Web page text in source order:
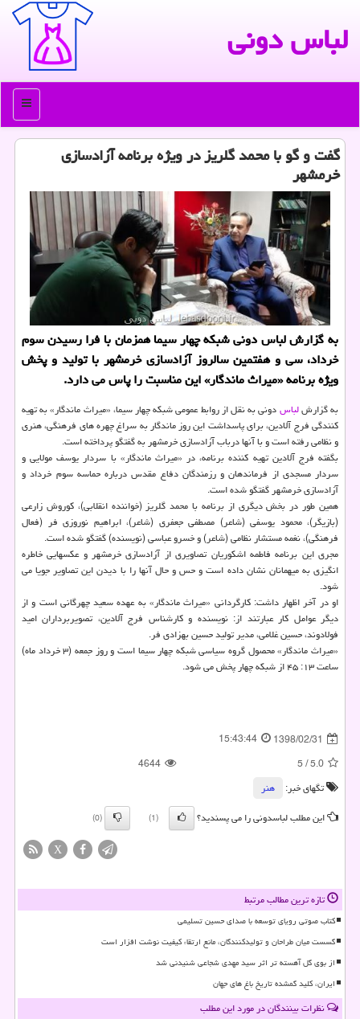
لباس دونی
منو
گفت و گو با محمد گلریز در ویژه برنامه آزادسازی
خرمشهر
به گزارش لباس دونی شبكه چهار سیما همزمان با فرا رسیدن سوم
خرداد، سی و هفتمین سالروز آزادسازی خرمشهر با تولید و پخش
ویژه برنامه «میراث ماندگار» این مناسبت را پاس می دارد.
به گزارشلباسدونی به نقل از روابط عمومی شبكه چهار سیما، «میراث ماندگار» به تهیه
كنندگی فرج آلادین، برای پاسداشت این روز ماندگار به سراغ چهره های فرهنگی، هنری
و نظامی رفته است و با آنها درباب آزادسازی خرمشهر به گفتگو پرداخته است.
بگفته فرج آلادین تهیه كننده برنامه، در «میراث ماندگار» با سردار یوسف مولایی و
سردار مسجدی از فرماندهان و رزمندگان دفاع مقدس درباره حماسه سوم خرداد و
آزادسازی خرمشهر گفتگو شده است.
همین طور در بخش دیگری از برنامه با محمد گلریز (خواننده انقلابی)، كوروش زارعی
(بازیگر)، محمود یوسفی (شاعر) مصطفی جعفری (شاعر)، ابراهیم نوروزی فر (فعال
فرهنگی)، نغمه مستشار نظامی (شاعر) و خسرو عباسی (نویسنده) گفتگو شده است.
مجری این برنامه فاطمه اشكوریان تصاویری از آزادسازی خرمشهر و عكسهایی خاطره
انگیزی به میهمانان نشان داده است و حس و حال آنها را با دیدن این تصاویر جویا می
شود.
او در آخر اظهار داشت: كارگردانی «میراث ماندگار» به عهده سعید چهرگانی است و از
دیگر عوامل كار عبارتند از: نویسنده و كارشناس فرج آلادین، تصویربرداران امید
فولادوند، حسین غلامی، مدیر تولید حسین بهزادی فر.
«میراث ماندگار» محصول گروه سیاسی شبكه چهار سیما است و روز جمعه (۳ خرداد ماه)
ساعت ۱۳: ۴۵ از شبكه چهار پخش می شود.
1398/02/31
15:43:44
5.0
/
5
4644
تگهای خبر:
هنر
این مطلب لباسدونی را می پسندید؟
(1)
(0)
X
تازه ترین مطالب مرتبط
کتاب صوتی رویای توسعه با صدای حسین تسلیمی
گسست میان طراحان و تولیدکنندگان، مانع ارتقاء کیفیت نوشت افزار است
از بوی گل آهسته تر اثر سید مهدی شجاعی شنیدنی شد
ایران، کلید گمشده تاریخ باغ های جهان
نظرات بینندگان در مورد این مطلب